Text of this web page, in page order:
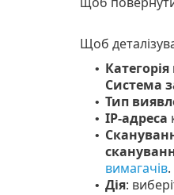
Щоб
•
Система
• Тип
• IP-адреса
•
вимагачів.
• Дія: